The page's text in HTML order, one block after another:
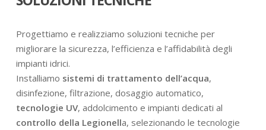
Progettiamo e realizziamo soluzioni tecniche per
migliorare la sicurezza, l’efficienza e l’affidabilità degli
impianti idrici.
Installiamo sistemi di trattamento dell’acqua,
disinfezione, filtrazione, dosaggio automatico,
tecnologie UV, addolcimento e impianti dedicati al
controllo della Legionella, selezionando le tecnologie